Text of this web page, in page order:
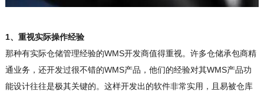
1、重视实际操作经验
那种有实际仓储管理经验的WMS开发商值得重视。许多仓储承包商精
通业务，还开发过很不错的WMS产品，他们的经验对其WMS产品功
能设计往往是极其关键的。这样开发出的软件非常实用，且易被仓库